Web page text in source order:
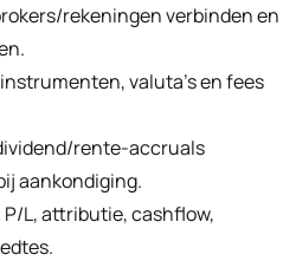
rekeningen verbinden en
instrumenten, valuta’s en fees
rente-accruals
aankondiging.
P/L, attributie, cashflow,